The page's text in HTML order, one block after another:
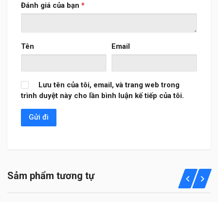
Đánh giá của bạn *
Tên Email
Lưu tên của tôi, email, và trang web trong
trình duyệt này cho lần bình luận kế tiếp của tôi.
Sảm phẩm tương tự